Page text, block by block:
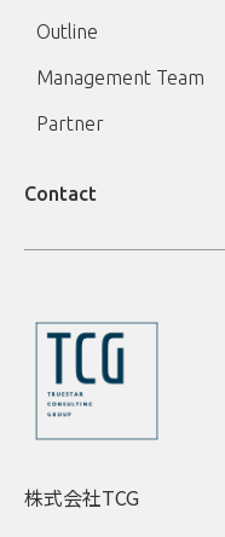
Outline
Management Team
Partner
Contact
株式会社TCG